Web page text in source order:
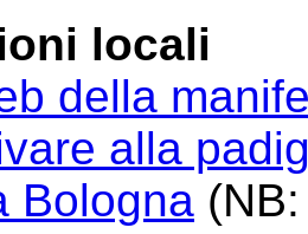
locali
della
alla
Bologna